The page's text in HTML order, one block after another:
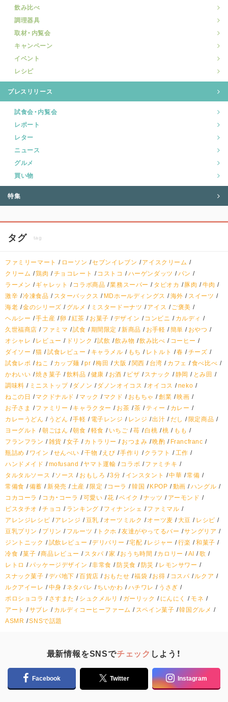
飲み比べ
調理器具
取材・内覧会
キャンペーン
イベント
レシピ
プレスリリース
試食会・内覧会
レポート
レター
ニュース
グルメ
買い物
特集
タグ tag
ファミリーマート ローソン セブンイレブン
アイスクリーム
クリーム
鶏肉 チョコレート コストコ ハーゲンダッツ
パン
ラーメン
ギャレット コラボ商品 業務スーパー タピオカ 豚肉
牛肉
激辛 冷凍食品 スターバックス MDホールディングス 海外
スイーツ
海老 金のシリーズ グルメ ミスタードーナツ アイス
ご褒美
ヘルシー
手土産 卵 紅茶 お菓子 デザイン コンビニ
カルディ
久世福商店
ファミマ 試食 期間限定 新商品 お手軽 簡単
おやつ
オシャレ
レビュー ドリンク 試飲 飲み物 飲み比べ
コーヒー
ダイソー
猫 試食レビュー キャラメル もち レトルト 春
チーズ
試食レポ ねこ カップ麺 pr 梅田 大阪 関西 台湾 カフェ
食べ比べ
かわいい 焼き菓子 飲料品 健康 お酒 ピザ スナック 静岡
とみ田
調味料
ミニストップ ダノン ダノンオイコス オイコス
neko
ねこの日
マクドナルド マック マクド おもちゃ 創業 映画
お子さま
ファミリー キャラクター お茶 茶 ティー
カレー
カレーうどん
うどん 手軽 電子レンジ レンジ 出汁 だし
限定商品
ヨーグルト
朝ごはん 朝食 軽食 いちご 苺 白桃 桃
もも
フランフラン
雑貨 女子 カトラリー おつまみ 晩酌
Francfranc
瓶詰め
ワイン せんべい 干物 えび 手作り クラフト
工作
ハンドメイド
mofusand ヤマト運輸 コラボ
ファミチキ
タルタルソース
ソース おもしろ 3分 インスタント 中華 常備
常備食
備蓄 新発売 土産 限定 コーラ 韓国 KPOP 動画
ハングル
コカコーラ
コカ・コーラ 可愛い 花 ベイク ナッツ
アーモンド
ピスタチオ
チョコ ランキング フィナンシェ
ファミマル
アレンジレシピ
アレンジ 豆乳 オーツミルク オーツ麦 大豆
レシピ
豆乳プリン
プリン フルーツ トクホ 友達がやってるバー
サングリア
ジントニック
試飲レビュー デリバリー 宅配 レジャー 行楽
和菓子
冷食 菓子 商品レビュー スタバ 家 おうち時間 カロリー AI
歌
レトロ
パッケージデザイン 非常食 防災食 防災
レモンサワー
スナック菓子
デパ地下 百貨店 おもたせ 福袋 お得 コスパ
ルクア
ルクアイーレ
中身 ネタバレ ちいかわ ハチワレ
うさぎ
ポロショコラ
さすまた シュクメルリ ガーリック にんにく
モネ
アート
サブレ カルディコーヒーファーム スペイン菓子 韓国グルメ
ASMR
SNSで話題
最新情報をSNSでチェック しよう！
Facebook Twitter Instagram